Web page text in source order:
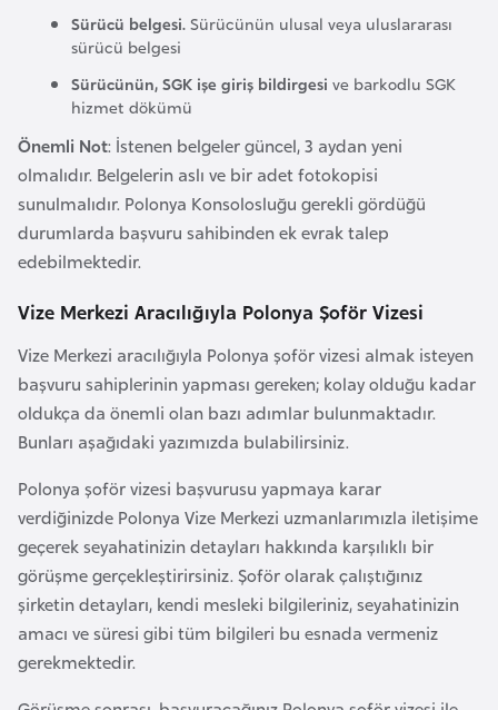
Sürücü belgesi.Sürücünün ulusal veya uluslararası
sürücü belgesi
Sürücünün, SGK işe giriş bildirgesi ve barkodlu SGK
hizmet dökümü
Önemli Not: İstenen belgeler güncel, 3 aydan yeni
olmalıdır. Belgelerin aslı ve bir adet fotokopisi
sunulmalıdır. Polonya Konsolosluğu gerekli gördüğü
durumlarda başvuru sahibinden ek evrak talep
edebilmektedir.
Vize Merkezi Aracılığıyla Polonya Şoför Vizesi
Vize Merkezi aracılığıyla Polonya şoför vizesi almak isteyen
başvuru sahiplerinin yapması gereken; kolay olduğu kadar
oldukça da önemli olan bazı adımlar bulunmaktadır.
Bunları aşağıdaki yazımızda bulabilirsiniz.
Polonya şoför vizesi başvurusu yapmaya karar
verdiğinizde Polonya Vize Merkezi uzmanlarımızla iletişime
geçerek seyahatinizin detayları hakkında karşılıklı bir
görüşme gerçekleştirirsiniz. Şoför olarak çalıştığınız
şirketin detayları, kendi mesleki bilgileriniz, seyahatinizin
amacı ve süresi gibi tüm bilgileri bu esnada vermeniz
gerekmektedir.
a
y
i
r
C
b
u
t
i
Ç
i
n
D
a
n